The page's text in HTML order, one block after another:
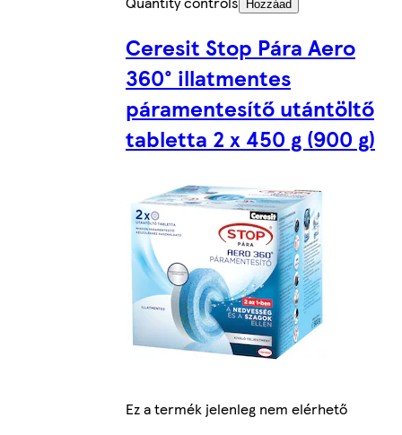
Hozzáad
Ceresit Stop Pára Aero
360° illatmentes
páramentesítő utántöltő
tabletta 2 x 450 g (900 g)
Ez a termék jelenleg nem elérhető